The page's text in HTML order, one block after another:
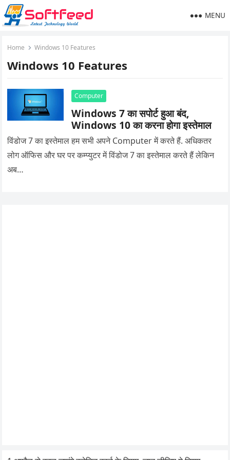
MENU
Home Windows 10 Features
Windows 10 Features
Computer
Windows 7 का सपोर्ट हुआ बंद,
Windows 10 का करना होगा इस्तेमाल
विंडोज 7 का इस्तेमाल हम सभी अपने Computer में करते हैं. अधिकतर
लोग ऑफिस और घर पर कम्प्युटर में विंडोज 7 का इस्तेमाल करते हैं लेकिन
अब…